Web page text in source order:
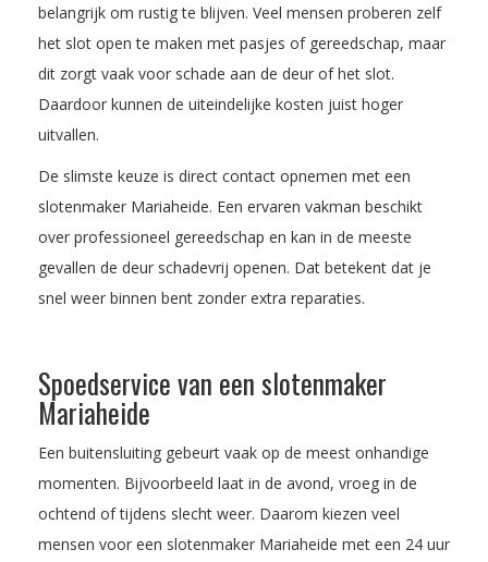
belangrijk om rustig te blijven. Veel mensen proberen zelf
het slot open te maken met pasjes of gereedschap, maar
dit zorgt vaak voor schade aan de deur of het slot.
Daardoor kunnen de uiteindelijke kosten juist hoger
uitvallen.
De slimste keuze is direct contact opnemen met een
slotenmaker Mariaheide. Een ervaren vakman beschikt
over professioneel gereedschap en kan in de meeste
gevallen de deur schadevrij openen. Dat betekent dat je
snel weer binnen bent zonder extra reparaties.
Spoedservice van een slotenmaker
Mariaheide
Een buitensluiting gebeurt vaak op de meest onhandige
momenten. Bijvoorbeeld laat in de avond, vroeg in de
ochtend of tijdens slecht weer. Daarom kiezen veel
mensen voor een slotenmaker Mariaheide met een 24 uur